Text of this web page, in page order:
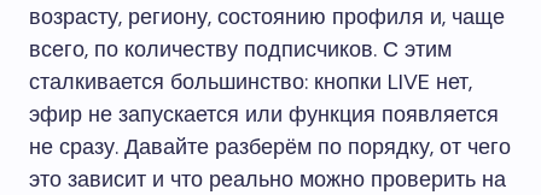
возрасту, региону, состоянию профиля и, чаще
всего, по количеству подписчиков. С этим
сталкивается большинство: кнопки LIVE нет,
эфир не запускается или функция появляется
не сразу. Давайте разберём по порядку, от чего
это зависит и что реально можно проверить на